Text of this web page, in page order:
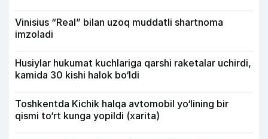
Vinisius “Real” bilan uzoq muddatli shartnoma
imzoladi
Husiylar hukumat kuchlariga qarshi raketalar uchirdi,
kamida 30 kishi halok bo‘ldi
Toshkentda Kichik halqa avtomobil yo‘lining bir
qismi to‘rt kunga yopildi (xarita)